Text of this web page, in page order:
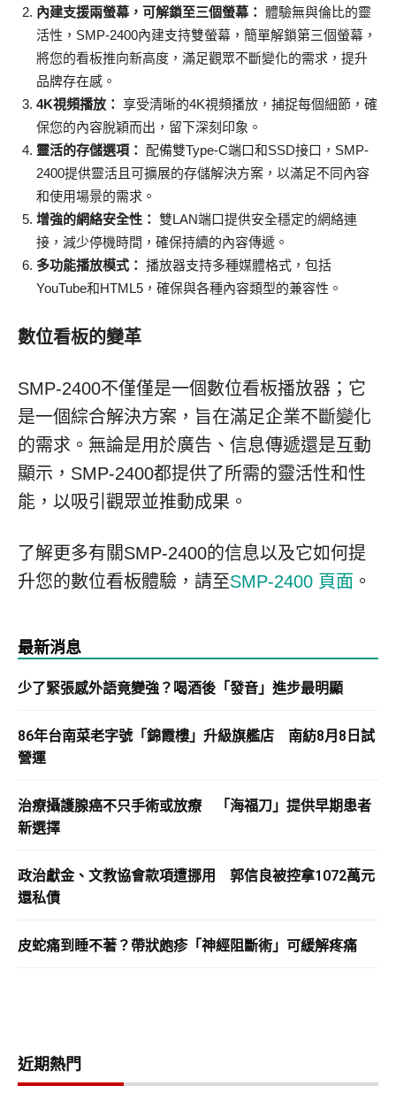
內建支援兩螢幕，可解鎖至三個螢幕： 體驗無與倫比的靈
活性，SMP-2400內建支持雙螢幕，簡單解鎖第三個螢幕，
將您的看板推向新高度，滿足觀眾不斷變化的需求，提升
品牌存在感。
4K視頻播放： 享受清晰的4K視頻播放，捕捉每個細節，確
保您的內容脫穎而出，留下深刻印象。
靈活的存儲選項： 配備雙Type-C端口和SSD接口，SMP-
2400提供靈活且可擴展的存儲解決方案，以滿足不同內容
和使用場景的需求。
增強的網絡安全性： 雙LAN端口提供安全穩定的網絡連
接，減少停機時間，確保持續的內容傳遞。
多功能播放模式： 播放器支持多種媒體格式，包括
YouTube和HTML5，確保與各種內容類型的兼容性。
數位看板的變革
SMP-2400不僅僅是一個數位看板播放器；它
是一個綜合解決方案，旨在滿足企業不斷變化
的需求。無論是用於廣告、信息傳遞還是互動
顯示，SMP-2400都提供了所需的靈活性和性
能，以吸引觀眾並推動成果。
了解更多有關SMP-2400的信息以及它如何提
升您的數位看板體驗，請至SMP-2400 頁面 。
最新消息
少了緊張感外語竟變強？喝酒後「發音」進步最明顯
86年台南菜老字號「錦霞樓」升級旗艦店 南紡8月8日試
營運
治療攝護腺癌不只手術或放療 「海福刀」提供早期患者
新選擇
政治獻金、文教協會款項遭挪用 郭信良被控拿1072萬元
還私債
皮蛇痛到睡不著？帶狀皰疹「神經阻斷術」可緩解疼痛
近期熱門